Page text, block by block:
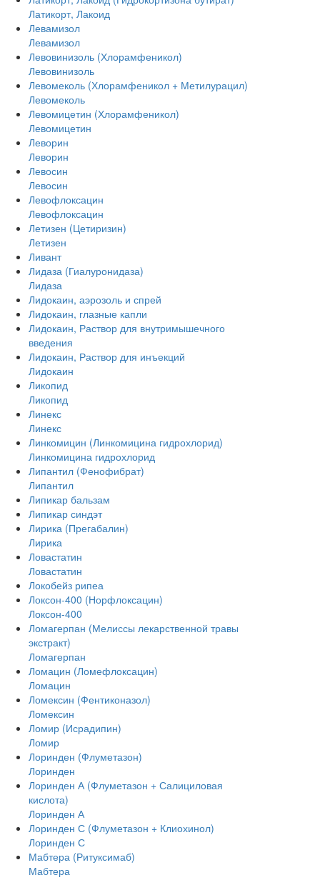
Латикорт, Лакоид
Левамизол
Левамизол
Левовинизоль (Хлорамфеникол)
Левовинизоль
Левомеколь (Хлорамфеникол + Метилурацил)
Левомеколь
Левомицетин (Хлорамфеникол)
Левомицетин
Леворин
Леворин
Левосин
Левосин
Левофлоксацин
Левофлоксацин
Летизен (Цетиризин)
Летизен
Ливант
Лидаза (Гиалуронидаза)
Лидаза
Лидокаин, аэрозоль и спрей
Лидокаин, глазные капли
Лидокаин, Раствор для внутримышечного
введения
Лидокаин, Раствор для инъекций
Лидокаин
Ликопид
Ликопид
Линекс
Линекс
Линкомицин (Линкомицина гидрохлорид)
Линкомицина гидрохлорид
Липантил (Фенофибрат)
Липантил
Липикар бальзам
Липикар синдэт
Лирика (Прегабалин)
Лирика
Ловастатин
Ловастатин
Локобейз рипеа
Локсон-400 (Норфлоксацин)
Локсон-400
Ломагерпан (Мелиссы лекарственной травы
экстракт)
Ломагерпан
Ломацин (Ломефлоксацин)
Ломацин
Ломексин (Фентиконазол)
Ломексин
Ломир (Исрадипин)
Ломир
Лоринден (Флуметазон)
Лоринден
Лоринден А (Флуметазон + Салициловая
кислота)
Лоринден А
Лоринден С (Флуметазон + Клиохинол)
Лоринден С
Мабтера (Ритуксимаб)
Мабтера